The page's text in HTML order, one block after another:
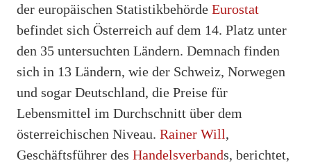
der europäischen Statistikbehörde Eurostat
befindet sich Österreich auf dem 14. Platz unter
den 35 untersuchten Ländern. Demnach finden
sich in 13 Ländern, wie der Schweiz, Norwegen
und sogar Deutschland, die Preise für
Lebensmittel im Durchschnitt über dem
österreichischen Niveau. Rainer Will,
Geschäftsführer des Handelsverbands, berichtet,